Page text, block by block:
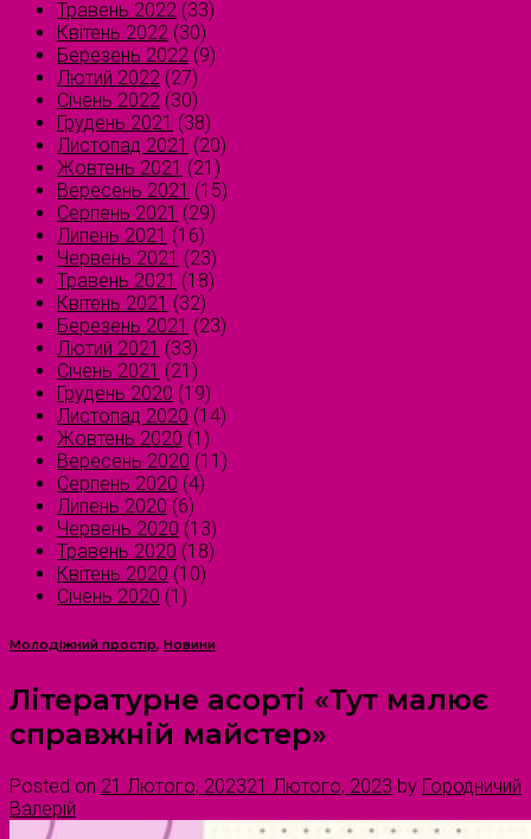
Травень 2022 (33)
Квітень 2022 (30)
Березень 2022 (9)
Лютий 2022 (27)
Січень 2022 (30)
Грудень 2021 (38)
Листопад 2021 (20)
Жовтень 2021 (21)
Вересень 2021 (15)
Серпень 2021 (29)
Липень 2021 (16)
Червень 2021 (23)
Травень 2021 (18)
Квітень 2021 (32)
Березень 2021 (23)
Лютий 2021 (33)
Січень 2021 (21)
Грудень 2020 (19)
Листопад 2020 (14)
Жовтень 2020 (1)
Вересень 2020 (11)
Серпень 2020 (4)
Липень 2020 (6)
Червень 2020 (13)
Травень 2020 (18)
Квітень 2020 (10)
Січень 2020 (1)
Молодіжний простір, Новини
Літературне асорті «Тут малює
справжній майстер»
Posted on 21 Лютого, 202321 Лютого, 2023 by Городничий
Валерій